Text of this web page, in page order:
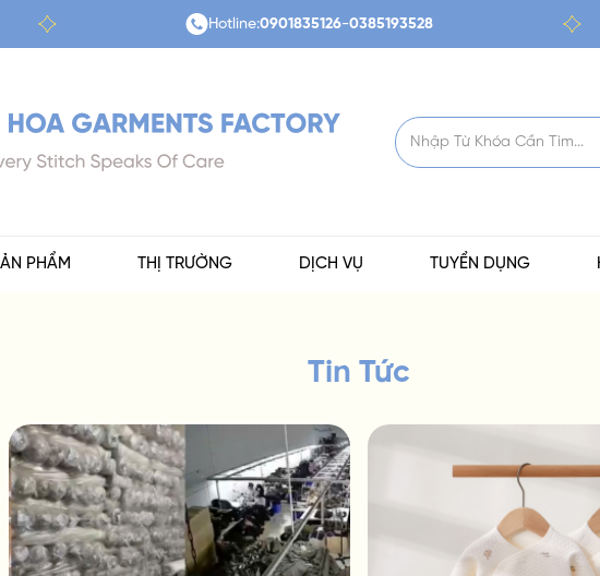
Hotline:0901835126-0385193528
PHẨM THỊ TRƯỜNG DỊCH VỤ TUYỂN DỤNG
Tin Tức